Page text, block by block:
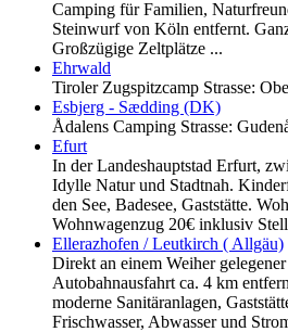
Camping für Familien,
Steinwurf von Köln entfernt.
Großzügige Zeltplätze ...
Ehrwald
Tiroler Zugspitzcamp Strasse:
Esbjerg - Sædding (DK)
Ådalens Camping Strasse:
Efurt
In der Landeshauptstad Erfurt,
Idylle Natur und Stadtnah.
den See, Badesee, Gaststätte.
Wohnwagenzug 20€ inklusiv
Ellerazhofen / Leutkirch ( Allgäu)
Direkt an einem Weiher
Autobahnausfahrt ca. 4 km
moderne Sanitäranlagen,
Frischwasser, Abwasser und